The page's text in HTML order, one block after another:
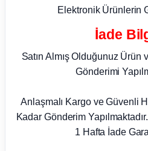
Parça
Elektronik Ürünlerin
İade
Satın Almış Olduğunuz
Gönderimi
Anlaşmalı Kargo ve Güvenli
Kadar Gönderim
1 Hafta İade